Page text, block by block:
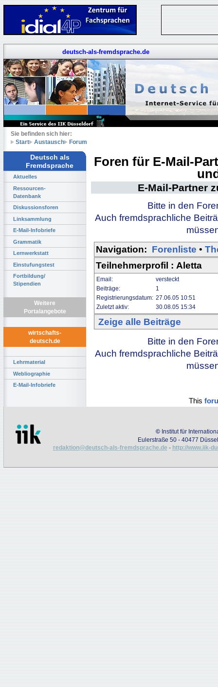
deutsch-als-fremdsprache.de
Sie befinden sich hier:
Start
Austausch Forum
Deutsch als
Fremdsprache
Aktuelles
Ressourcen-
Datenbank
Diskussionsforen
Linksammlung
E-Mail-Infobriefe
Grammatik
Lernwerkstatt
Einstufungstest
Fortbildung/
Stipendien
Weitere
Portalangebote
wirtschafts-
deutsch.de
Lehrmaterial
Webliographie
E-Mail-Infobriefe
Foren für E-Mail-
E-Mail-Partner
Bitte in den
Auch fremdsprachliche
Navigation: Forenliste •
Teilnehmerprofil : Aletta
Email:
versteckt
Beiträge:
1
Registrierungsdatum: 27.06.05 10:51
Zuletzt aktiv:
30.08.05 15:34
Zeige alle Beiträge
Bitte in den
Auch fremdsprachliche
This
© Institut für
Eulerstraße 50 - 40477
redaktion@deutsch-als-fremdsprache.de - http://www.iik-